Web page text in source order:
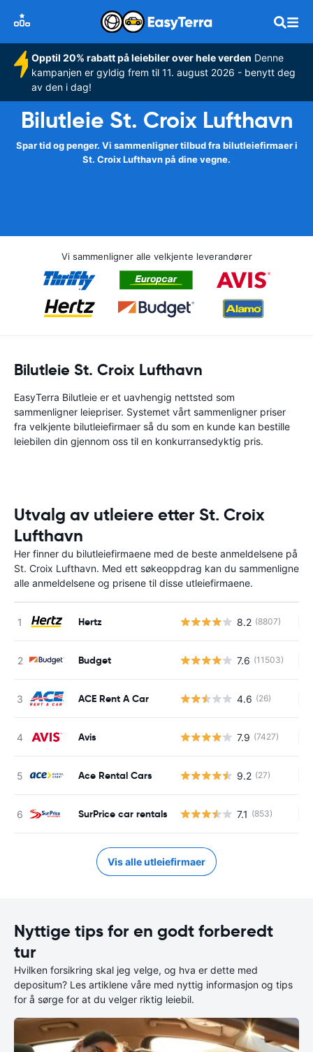
Opptil 20% rabatt på leiebiler over hele verden Denne
kampanjen er gyldig frem til 11. august 2026 - benytt deg
av den i dag!
Bilutleie St. Croix Lufthavn
Spar tid og penger. Vi sammenligner tilbud fra bilutleiefirmaer i
St. Croix Lufthavn på dine vegne.
Vi sammenligner alle velkjente leverandører
Bilutleie St. Croix Lufthavn
EasyTerra Bilutleie er et uavhengig nettsted som
sammenligner leiepriser. Systemet vårt sammenligner priser
fra velkjente bilutleiefirmaer så du som en kunde kan bestille
leiebilen din gjennom oss til en konkurransedyktig pris.
Utvalg av utleiere etter St. Croix
Lufthavn
Her finner du bilutleiefirmaene med de beste anmeldelsene på
St. Croix Lufthavn. Med ett søkeoppdrag kan du sammenligne
alle anmeldelsene og prisene til disse utleiefirmaene.
Hertz 8.2 (8807)
Budget 7.6 (11503)
ACE Rent A Car 4.6 (26)
Avis 7.9 (7427)
Ace Rental Cars 9.2 (27)
SurPrice car rentals 7.1 (853)
Vis alle utleiefirmaer
Nyttige tips for en godt forberedt
tur
Hvilken forsikring skal jeg velge, og hva er dette med
depositum? Les artiklene våre med nyttig informasjon og tips
for å sørge for at du velger riktig leiebil.